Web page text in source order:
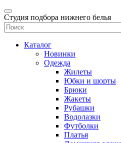
Студия подбора нижнего белья
Каталог
Новинки
Одежда
Жилеты
Юбки и шорты
Брюки
Жакеты
Рубашки
Водолазки
Футболки
Платья